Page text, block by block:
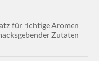
für richtige Aromen
Zutaten